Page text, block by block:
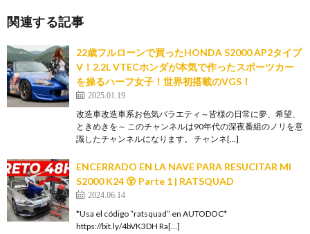
関連する記事
22歳フルローンで買ったHONDA S2000 AP2タイプ
V！2.2L VTECホンダが本気で作ったスポーツカー
を操るハーフ女子！世界初搭載のVGS！
2025.01.19
改造車改造車系お色気バラエティ～皆様の日常に夢、希望、
ときめきを～ このチャンネルは90年代の深夜番組のノリを意
識したチャンネルになります。 チャンネ[…]
ENCERRADO EN LA NAVE PARA RESUCITAR MI
S2000 K24 😵 Parte 1 | RATSQUAD
2024.06.14
*Usa el código “ratsquad” en AUTODOC*
https://bit.ly/4bVK3DH Ra[…]